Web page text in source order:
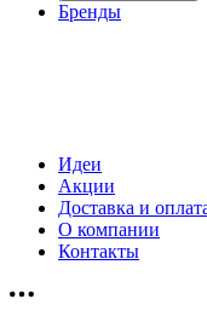
Бренды
Идеи
Акции
Доставка и
О компании
Контакты